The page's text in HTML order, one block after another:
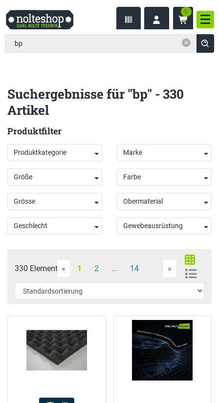
0
Suchergebnisse für "bp" - 330
Artikel
Produktfilter
Produktkategorie Marke
Größe Farbe
Grösse Obermaterial
Geschlecht Gewebeausrüstung
330 Elemente « 1 2 ... 14 »